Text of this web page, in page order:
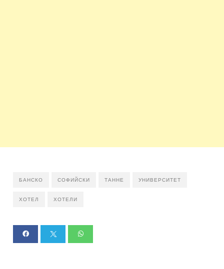
БАНСКО СОФИЙСКИ ТАННЕ УНИВЕРСИТЕТ
ХОТЕЛ ХОТЕЛИ